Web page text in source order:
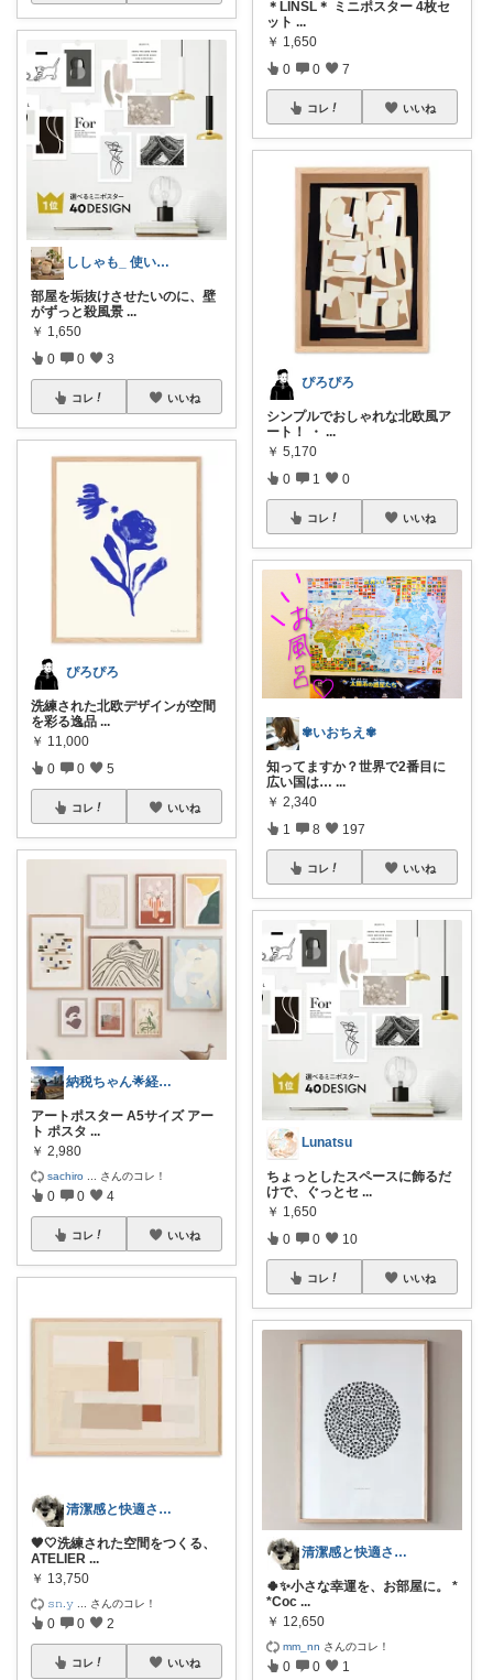
ししゃも_ 使いたくなるインテリア
部屋を垢抜けさせたいのに、壁
がずっと殺風景 ...
￥ 1,650
0 0 3
コレ いいね
ぴろぴろ
洗練された北欧デザインが空間
を彩る逸品 ...
￥ 11,000
0 0 5
コレ いいね
納税ちゃん🌟経由購入★
アートポスター A5サイズ アー
ト ポスタ ...
￥ 2,980
sachiro さんのコレ！
0 0 4
コレ いいね
清潔感と快適さを整える大人のインテリア部
🖤🤍洗練された空間をつくる、
ATELIER ...
￥ 13,750
𝚜𝚗.𝚢 さんのコレ！
0 0 2
コレ いいね
＊LINSL＊ ミニポスター 4枚セ
ット ...
￥ 1,650
0 0 7
コレ いいね
ぴろぴろ
シンプルでおしゃれな北欧風ア
ート！ ・ ...
￥ 5,170
0 1 0
コレ いいね
✾いおちえ✾
知ってますか？世界で2番目に
広い国は… ...
￥ 2,340
1 8 197
コレ いいね
Lunatsu
ちょっとしたスペースに飾るだ
けで、ぐっとセ ...
￥ 1,650
0 0 10
コレ いいね
清潔感と快適さを整える大人のインテリア部
🍀✨小さな幸運を、お部屋に。 *
*Coc ...
￥ 12,650
mm_nn さんのコレ！
0 0 1